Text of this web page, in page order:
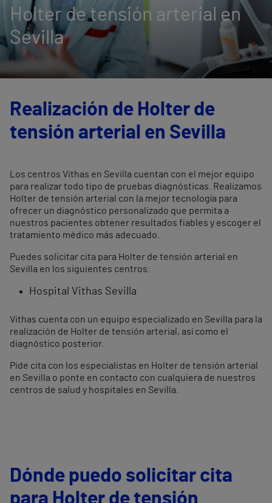
Holter de tensión arterial en
Sevilla
Realización de Holter de
tensión arterial en Sevilla
Los centros Vithas en Sevilla cuentan con el mejor equipo
para realizar todo tipo de pruebas diagnósticas. Realizamos
Holter de tensión arterial con la mejor tecnología para
ofrecer un diagnóstico personalizado que permita a
nuestros pacientes obtener resultados fiables y escoger el
tratamiento médico más adecuado.
Puedes solicitar cita para Holter de tensión arterial en
Sevilla en los siguientes centros:
Hospital Vithas Sevilla
Vithas cuenta con un equipo especializado en Sevilla para la
realización de Holter de tensión arterial, así como el
diagnóstico posterior.
Pide cita con los especialistas en Holter de tensión arterial
en Sevilla o ponte en contacto con cualquiera de nuestros
centros de salud y hospitales en Sevilla.
Dónde puedo solicitar cita
para Holter de tensión